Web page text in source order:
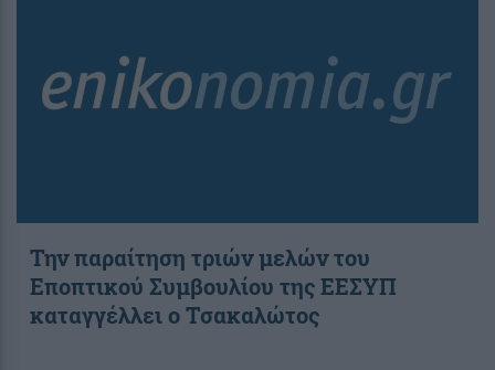
Την παραίτηση τριών μελών του
Εποπτικού Συμβουλίου της ΕΕΣΥΠ
καταγγέλλει ο Τσακαλώτος